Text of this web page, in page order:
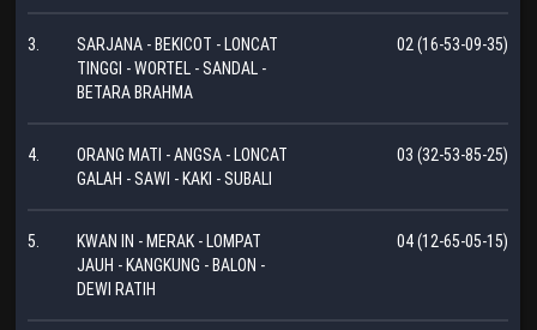
3.
SARJANA - BEKICOT - LONCAT
TINGGI - WORTEL - SANDAL -
BETARA BRAHMA
02 (16-53-09-35)
4.
ORANG MATI - ANGSA - LONCAT
GALAH - SAWI - KAKI - SUBALI
03 (32-53-85-25)
5.
KWAN IN - MERAK - LOMPAT
JAUH - KANGKUNG - BALON -
DEWI RATIH
04 (12-65-05-15)